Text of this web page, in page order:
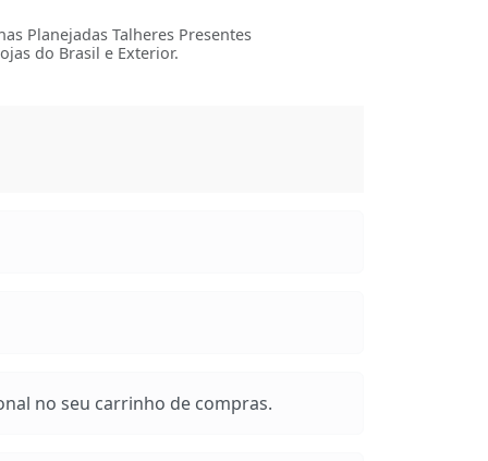
Planejadas Talheres Presentes
do Brasil e Exterior.
no seu carrinho de compras.